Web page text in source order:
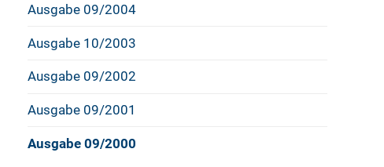
Ausgabe 09/2004
Ausgabe 10/2003
Ausgabe 09/2002
Ausgabe 09/2001
Ausgabe 09/2000